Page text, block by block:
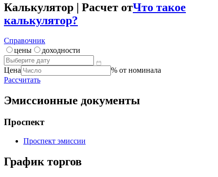
Калькулятор | Расчет отЧто такое
калькулятор?
Справочник
цены
доходности
Цена
% от номинала
Рассчитать
Эмиссионные документы
Проспект
Проспект эмиссии
График торгов